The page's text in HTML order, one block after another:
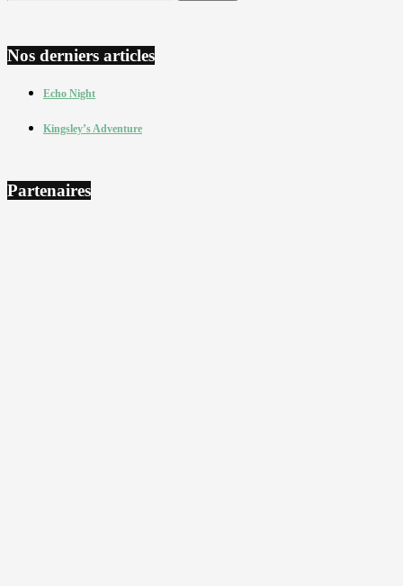
Nos derniers articles
Echo Night
Kingsley’s Adventure
Partenaires